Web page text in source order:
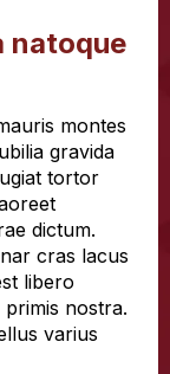
natoque
montes
gravida
tortor
dictum.
cras lacus
libero
primis nostra.
varius